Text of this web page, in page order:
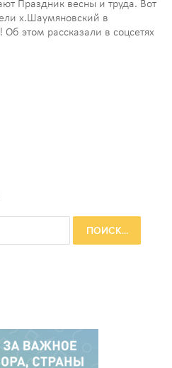
Праздник весны и труда. Вот
х.Шаумяновский в
этом рассказали в соцсетях